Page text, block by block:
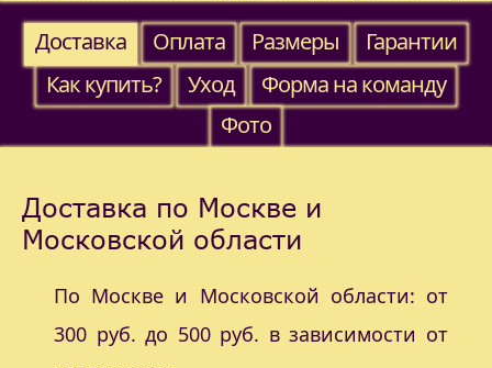
Доставка
Оплата Размеры
Гарантии
Как купить?
Уход
Форма на команду
Фото
Доставка по Москве и
Московской области
По Москве и Московской области: от
300 руб. до 500 руб. в зависимости от